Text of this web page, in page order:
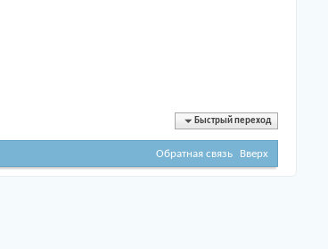
Быстрый переход
Обратная связь Вверх